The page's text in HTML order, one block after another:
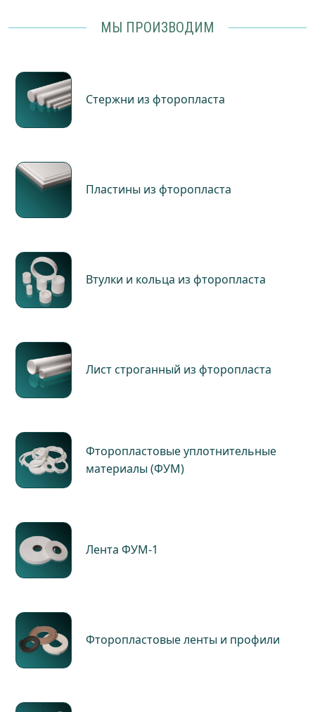
МЫ ПРОИЗВОДИМ
Стержни из фторопласта
Пластины из фторопласта
Втулки и кольца из фторопласта
Лист строганный из фторопласта
Фторопластовые уплотнительные
материалы (ФУМ)
Лента ФУМ-1
Фторопластовые ленты и профили